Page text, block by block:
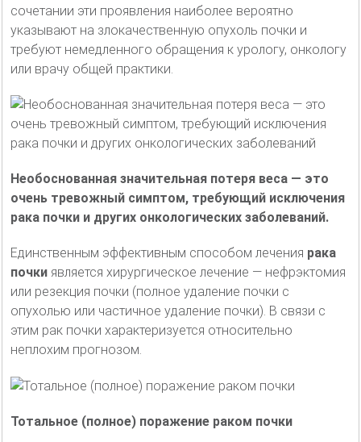
сочетании эти проявления наиболее вероятно
указывают на злокачественную опухоль почки и
требуют немедленного обращения к урологу, онкологу
или врачу общей практики.
Необоснованная значительная потеря веса — это
очень тревожный симптом, требующий исключения
рака почки и других онкологических заболеваний.
Единственным эффективным способом лечения рака
почки является хирургическое лечение — нефрэктомия
или резекция почки (полное удаление почки с
опухолью или частичное удаление почки). В связи с
этим рак почки характеризуется относительно
неплохим прогнозом.
Тотальное (полное) поражение раком почки